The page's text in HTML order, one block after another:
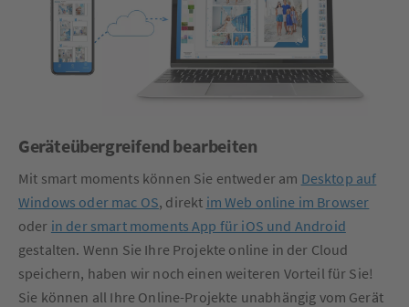
Geräteübergreifend bearbeiten
Mit smart moments können Sie entweder am Desktop auf
Windows oder mac OS, direkt im Web online im Browser
oder in der smart moments App für iOS und Android
gestalten. Wenn Sie Ihre Projekte online in der Cloud
speichern, haben wir noch einen weiteren Vorteil für Sie!
Sie können all Ihre Online-Projekte unabhängig vom Gerät